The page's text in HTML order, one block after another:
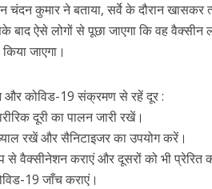
कुमार ने बताया, सर्वे के दौरान खासकर
बाद ऐसे लोगों से पूछा जाएगा कि वह
जाएगा।
और कोविड-19 संक्रमण से रहें दूर :
दूरी का पालन जारी रखें।
रखें और सैनिटाइजर का उपयोग करें।
से वैक्सीनेशन कराएं और दूसरों को भी प्रेरित
19 जाँच कराएं।